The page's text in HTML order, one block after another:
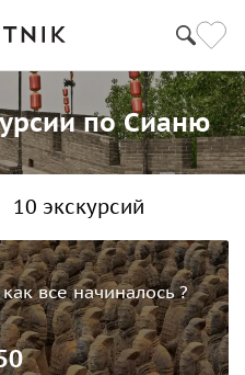
по Сианю
10 экскурсий
все начиналось ?